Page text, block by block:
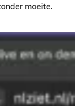
moeite.